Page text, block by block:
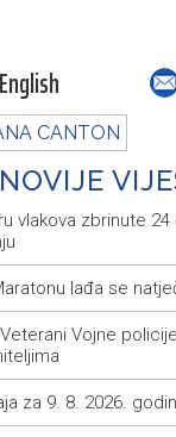
CANTON
vlakova zbrinute
lađa se
Vojne
za 9. 8. 2026.